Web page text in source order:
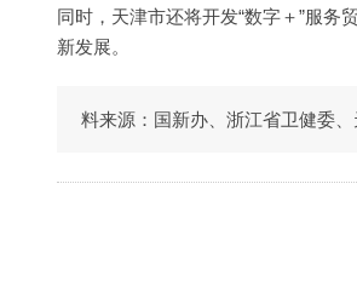
同时，天津市还将开发“数字＋”服务
新发展。
料来源：国新办、浙江省卫健委